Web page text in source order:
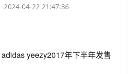
2024-04-22 21:47:36
​adidas yeezy2017年下半年发售